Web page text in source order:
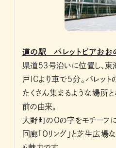
道の駅 パレットピアおお
県道53号沿いに位置し、東
戸ICより車で5分。パレット
たくさん集まるような場所
前の由来。
大野町のOの字をモチーフ
回廊「Oリング」と芝生広場